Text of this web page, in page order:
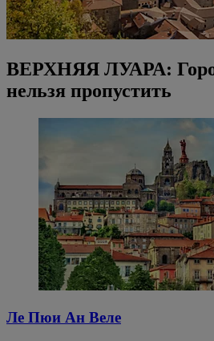
ВЕРХНЯЯ ЛУАРА:
нельзя пропустить
Ле Пюи Ан Веле